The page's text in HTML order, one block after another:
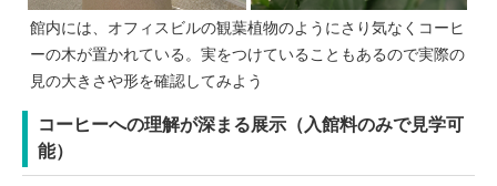
館内には、オフィスビルの観葉植物のようにさり気なくコーヒ
ーの木が置かれている。実をつけていることもあるので実際の
見の大きさや形を確認してみよう
コーヒーへの理解が深まる展示（入館料のみで見学可
能）